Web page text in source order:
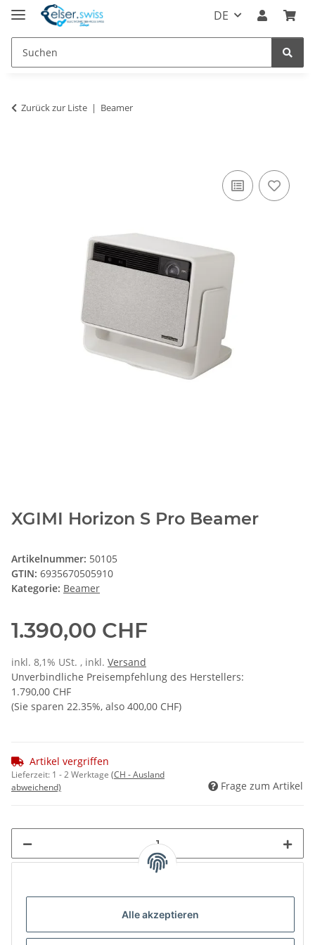
Alle akzeptieren
DE
Zurück zur Liste Beamer
XGIMI Horizon S Pro Beamer
Artikelnummer: 50105
GTIN: 6935670505910
Kategorie: Beamer
1.390,00 CHF
inkl. 8,1% USt. , inkl. Versand
Unverbindliche Preisempfehlung des Herstellers:
1.790,00 CHF
(Sie sparen 22.35%, also 400,00 CHF)
Artikel vergriffen
Lieferzeit: 1 - 2 Werktage (CH - Ausland
abweichend)
Frage zum Artikel
Komponenten werden geladen ...